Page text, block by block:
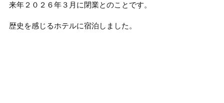
来年２０２６年３月に閉業とのことです。
歴史を感じるホテルに宿泊しました。